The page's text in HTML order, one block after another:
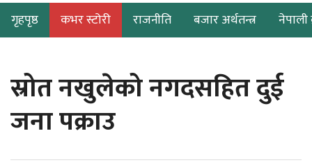
गृहपृष्ठ कभर स्टोरी राजनीति बजार अर्थतन्त्र नेपाली
स्रोत नखुलेको नगदसहित दुई
जना पक्राउ